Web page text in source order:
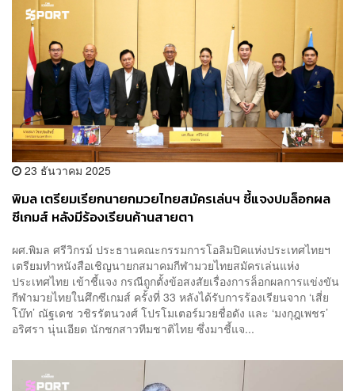
23 ธันวาคม 2025
พิมล เตรียมเรียกนายกมวยไทยสมัครเล่นฯ ชี้แจงปมล็อกผล
ซีเกมส์ หลังมีร้องเรียนค้านสายตา
ผศ.พิมล ศรีวิกรม์ ประธานคณะกรรมการโอลิมปิคแห่งประเทศไทยฯ
เตรียมทำหนังสือเชิญนายกสมาคมกีฬามวยไทยสมัครเล่นแห่ง
ประเทศไทย เข้าชี้แจง กรณีถูกตั้งข้อสงสัยเรื่องการล็อกผลการแข่งขัน
กีฬามวยไทยในศึกซีเกมส์ ครั้งที่ 33 หลังได้รับการร้องเรียนจาก ‘เสี่ย
โบ๊ท’ ณัฐเดช วชิรรัตนวงศ์ โปรโมเตอร์มวยชื่อดัง และ ‘มงกุฎเพชร’
อริศรา นุ่นเอียด นักชกสาวทีมชาติไทย ซึ่งมาชี้แจ...